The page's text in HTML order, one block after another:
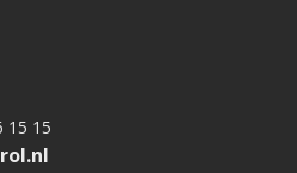
15 15